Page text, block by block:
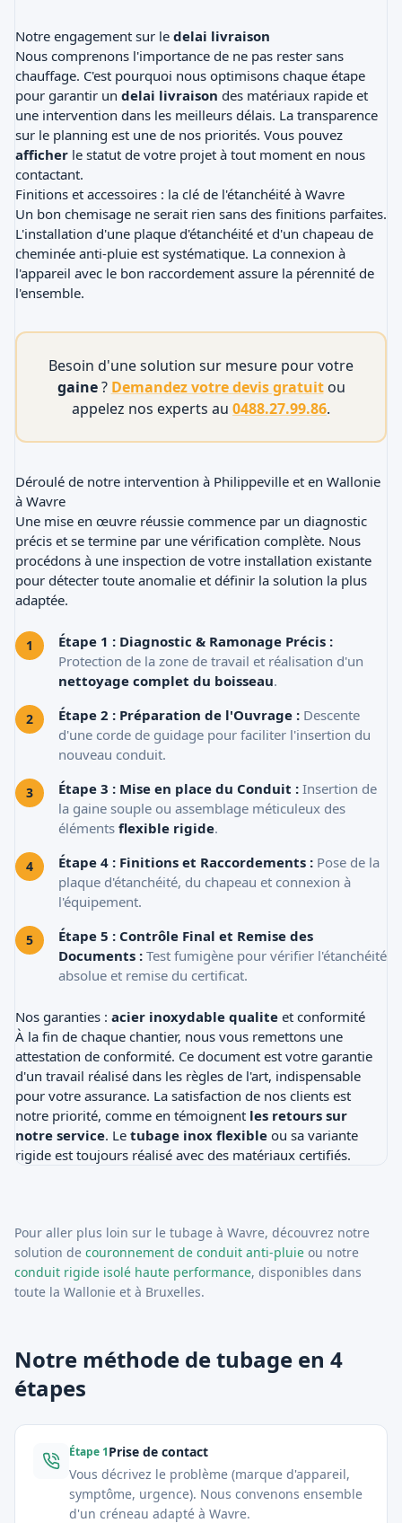
Notre engagement sur le delai livraison
Nous comprenons l'importance de ne pas rester sans
chauffage. C'est pourquoi nous optimisons chaque étape
pour garantir un delai livraison des matériaux rapide et
une intervention dans les meilleurs délais. La transparence
sur le planning est une de nos priorités. Vous pouvez
afficher le statut de votre projet à tout moment en nous
contactant.
Finitions et accessoires : la clé de l'étanchéité à Wavre
Un bon chemisage ne serait rien sans des finitions parfaites.
L'installation d'une plaque d'étanchéité et d'un chapeau de
cheminée anti-pluie est systématique. La connexion à
l'appareil avec le bon raccordement assure la pérennité de
l'ensemble.
Besoin d'une solution sur mesure pour votre
gaine? Demandez votre devis gratuitou
appelez nos experts au 0488.27.99.86.
Déroulé de notre intervention à Philippeville et en Wallonie
à Wavre
Une mise en œuvre réussie commence par un diagnostic
précis et se termine par une vérification complète. Nous
procédons à une inspection de votre installation existante
pour détecter toute anomalie et définir la solution la plus
adaptée.
Étape 1 : Diagnostic & Ramonage Précis :
Protection de la zone de travail et réalisation d'un
nettoyage complet du boisseau.
Étape 2 : Préparation de l'Ouvrage : Descente
d'une corde de guidage pour faciliter l'insertion du
nouveau conduit.
Étape 3 : Mise en place du Conduit : Insertion de
la gaine souple ou assemblage méticuleux des
éléments flexible rigide.
Étape 4 : Finitions et Raccordements : Pose de la
plaque d'étanchéité, du chapeau et connexion à
l'équipement.
Étape 5 : Contrôle Final et Remise des
Documents : Test fumigène pour vérifier l'étanchéité
absolue et remise du certificat.
Nos garanties : acier inoxydable qualite et conformité
À la fin de chaque chantier, nous vous remettons une
attestation de conformité. Ce document est votre garantie
d'un travail réalisé dans les règles de l'art, indispensable
pour votre assurance. La satisfaction de nos clients est
notre priorité, comme en témoignent les retours sur
notre service. Le tubage inox flexible ou sa variante
rigide est toujours réalisé avec des matériaux certifiés.
Pour aller plus loin sur le tubage à Wavre, découvrez notre
solution de couronnement de conduit anti-pluie ou notre
conduit rigide isolé haute performance, disponibles dans
toute la Wallonie et à Bruxelles.
Notre méthode de tubage en 4
étapes
Étape 1Prise de contact
Vous décrivez le problème (marque d'appareil,
symptôme, urgence). Nous convenons ensemble
d'un créneau adapté à Wavre.